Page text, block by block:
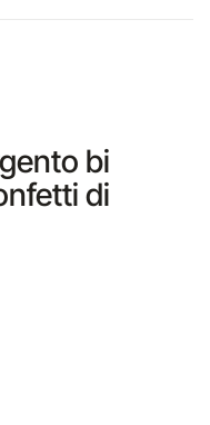
bi
di